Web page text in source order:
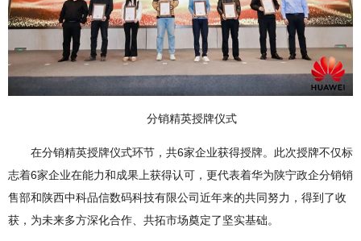
分销精英授牌仪式
在分销精英授牌仪式环节，共6家企业获得授牌。此次授牌不仅标
志着6家企业在能力和成果上获得认可，更代表着华为陕宁政企分销销
售部和陕西中科品信数码科技有限公司近年来的共同努力，得到了收
获，为未来多方深化合作、共拓市场奠定了坚实基础。